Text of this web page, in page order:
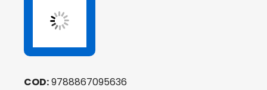
quantità
COD:9788867095636